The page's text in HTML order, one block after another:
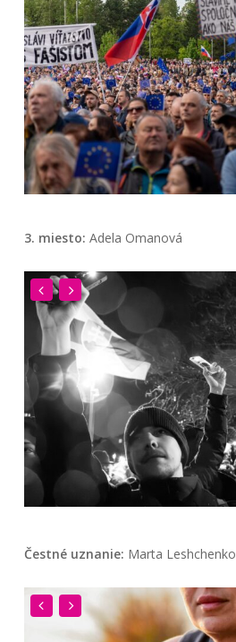
3. miesto: Adela Omanová
Čestné uznanie: Marta Leshchenko